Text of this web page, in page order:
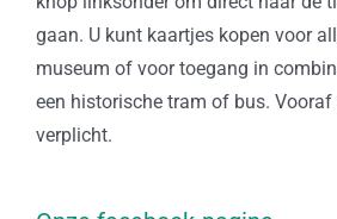
gaan. U kunt kaartjes kopen voor
museum of voor toegang in
een historische tram of bus. Vooraf
verplicht.